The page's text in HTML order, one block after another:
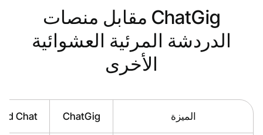
ChatGig مقابل منصات
الدردشة المرئية العشوائية
الأخرى
الميزة ChatGig
Chat